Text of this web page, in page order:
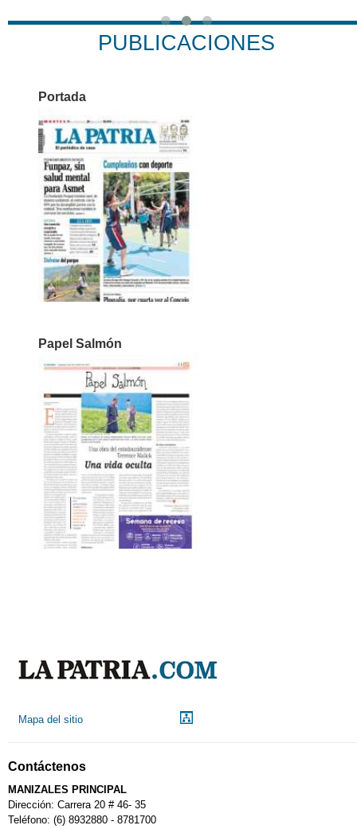
PUBLICACIONES
Portada
Papel Salmón
Mapa del sitio
Contáctenos
MANIZALES PRINCIPAL
Dirección: Carrera 20 # 46- 35
Teléfono: (6) 8932880 - 8781700